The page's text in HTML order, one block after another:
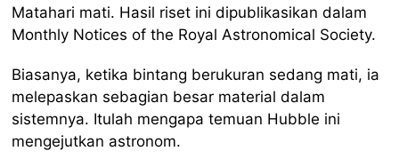
Matahari mati. Hasil riset ini dipublikasikan dalam
Monthly Notices of the Royal Astronomical Society.
Biasanya, ketika bintang berukuran sedang mati, ia
melepaskan sebagian besar material dalam
sistemnya. Itulah mengapa temuan Hubble ini
mengejutkan astronom.